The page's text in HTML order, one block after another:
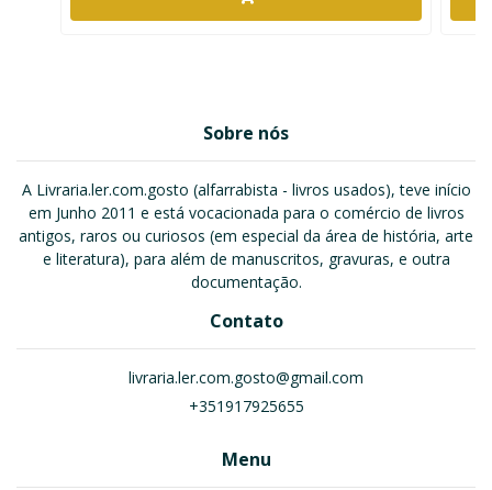
Sobre nós
A Livraria.ler.com.gosto (alfarrabista - livros usados), teve início
em Junho 2011 e está vocacionada para o comércio de livros
antigos, raros ou curiosos (em especial da área de história, arte
e literatura), para além de manuscritos, gravuras, e outra
documentação.
Contato
livraria.ler.com.gosto@gmail.com
+351917925655
Menu